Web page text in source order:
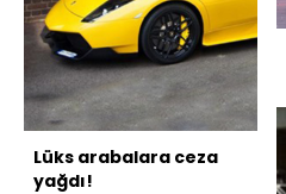
Lüks arabalara ceza
yağdı!